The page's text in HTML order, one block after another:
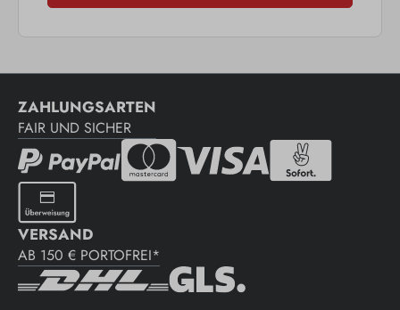
ZAHLUNGSARTEN
FAIR UND SICHER
VERSAND
AB 150 € PORTOFREI*